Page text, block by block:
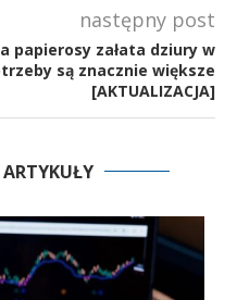
następny post
papierosy załata dziury w
są znacznie większe
[AKTUALIZACJA]